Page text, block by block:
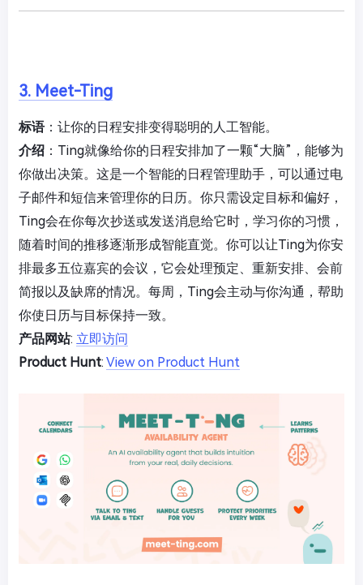
3. Meet-Ting
标语：让你的日程安排变得聪明的人工智能。
介绍 ：Ting就像给你的日程安排加了一颗“大脑”，能够为
你做出决策。这是一个智能的日程管理助手，可以通过电
子邮件和短信来管理你的日历。你只需设定目标和偏好，
Ting会在你每次抄送或发送消息给它时，学习你的习惯，
随着时间的推移逐渐形成智能直觉。你可以让Ting为你安
排最多五位嘉宾的会议，它会处理预定、重新安排、会前
简报以及缺席的情况。每周，Ting会主动与你沟通，帮助
你使日历与目标保持一致。
产品网站: 立即访问
Product Hunt: View on Product Hunt